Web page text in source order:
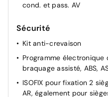
Pédalier en acier
cond. et pass. AV
Sécurité
Kit anti-crevaison
Programme
braquage assisté, ABS,
ISOFIX pour fixation 2
AR, également pour